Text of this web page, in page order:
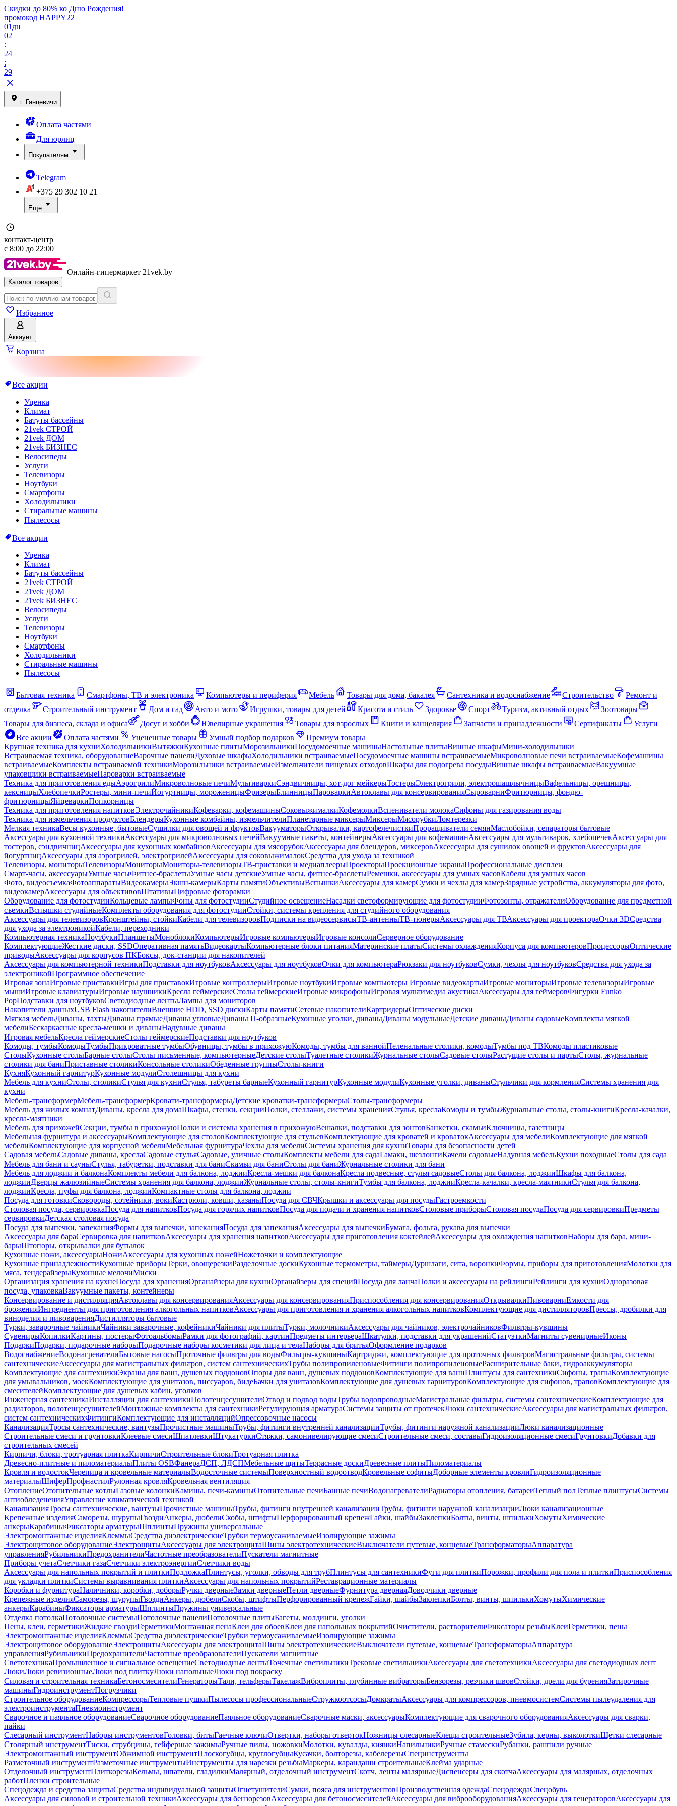
Скидки до 80% ко Дню Рождения!
промокод HAPPY22
01 дн
02
:
24
:
29
г. Ганцевичи
Оплата частями
Для юрлиц
Покупателям
Telegram
+375 29 302 10 21
Еще
контакт-центр
с 8:00 до 22:00
Онлайн-гипермаркет 21vek.by
Каталог товаров
Избранное
Аккаунт
Корзина
Все акции
Уценка
Климат
Батуты бассейны
21vek СТРОЙ
21vek ДОМ
21vek БИЗНЕС
Велосипеды
Услуги
Телевизоры
Ноутбуки
Смартфоны
Холодильники
Стиральные машины
Пылесосы
Все акции
Уценка
Климат
Батуты бассейны
21vek СТРОЙ
21vek ДОМ
21vek БИЗНЕС
Велосипеды
Услуги
Телевизоры
Ноутбуки
Смартфоны
Холодильники
Стиральные машины
Пылесосы
Бытовая техника Смартфоны, ТВ и электроника Компьютеры и периферия Мебель Товары для дома, бакалея Сантехника и водоснабжение Строительство
Ремонт и
отделка
Строительный инструмент Дом и сад Авто и мото Игрушки, товары для детей Красота и стиль Здоровье Спорт Туризм, активный отдых
Зоотовары
Товары для бизнеса, склада и офиса
Досуг и хобби Ювелирные украшения Товары для взрослых Книги и канцелярия Запчасти и принадлежности Сертификаты
Услуги
Все акции
Оплата частями Уцененные товары Умный подбор подарков
Премиум товары
Крупная техника для кухниХолодильникиВытяжкиКухонные плитыМорозильникиПосудомоечные машиныНастольные плитыВинные шкафыМини-холодильники
Встраиваемая техника, оборудованиеВарочные панелиДуховые шкафыХолодильники встраиваемыеПосудомоечные машины встраиваемыеМикроволновые печи встраиваемыеКофемашины
встраиваемыеКомплекты встраиваемой техникиМорозильники встраиваемыеИзмельчители пищевых отходовШкафы для подогрева посудыВинные шкафы встраиваемыеВакуумные
упаковщики встраиваемыеПароварки встраиваемые
Техника для приготовления едыАэрогрилиМикроволновые печиМультиваркиСэндвичницы, хот-дог мейкерыТостерыЭлектрогрили, электрошашлычницыВафельницы, орешницы,
кексницыХлебопечкиРостеры, мини-печиЙогуртницы, мороженицыФризерыБлинницыПароваркиАвтоклавы для консервированияСыроварниФритюрницы, фондю-
фритюрницыЯйцеваркиПопкорницы
Техника для приготовления напитковЭлектрочайникиКофеварки, кофемашиныСоковыжималкиКофемолкиВспениватели молокаСифоны для газирования воды
Техника для измельчения продуктовБлендерыКухонные комбайны, измельчителиПланетарные миксерыМиксерыМясорубкиЛомтерезки
Мелкая техникаВесы кухонные, бытовыеСушилки для овощей и фруктовВакууматорыОткрывалки, картофелечисткиПроращиватели семянМаслобойки, сепараторы бытовые
Аксессуары для кухонной техникиАксессуары для микроволновых печейВакуумные пакеты, контейнерыАксессуары для кофемашинАксессуары для мультиварок, хлебопечекАксессуары для
тостеров, сэндвичницАксессуары для кухонных комбайновАксессуары для мясорубокАксессуары для блендеров, миксеровАксессуары для сушилок овощей и фруктовАксессуары для
йогуртницАксессуары для аэрогрилей, электрогрилейАксессуары для соковыжималокСредства для ухода за техникой
Телевизоры, мониторыТелевизорыМониторыМониторы-телевизорыТВ-приставки и медиаплеерыПроекторыПроекционные экраныПрофессиональные дисплеи
Смарт-часы, аксессуарыУмные часыФитнес-браслетыУмные часы детскиеУмные часы, фитнес-браслетыРемешки, аксессуары для умных часовКабели для умных часов
Фото, видеосъемкаФотоаппаратыВидеокамерыЭкшн-камерыКарты памятиОбъективыВспышкиАксессуары для камерСумки и чехлы для камерЗарядные устройства, аккумуляторы для фото,
видеокамерАксессуары для объективовШтативыЦифровые фоторамки
Оборудование для фотостудииКольцевые лампыФоны для фотостудииСтудийное освещениеНасадки светоформирующие для фотостудииФотозонты, отражателиОборудование для предметной
съемкиВспышки студийныеКомплекты оборудования для фотостудииСтойки, системы крепления для студийного оборудования
Аксессуары для телевизоровКронштейны, стойкиКабели для телевизоровПодписки на видеосервисыТВ-антенныТВ-тюнерыАксессуары для ТВАксессуары для проектораОчки 3DСредства
для ухода за электроникойКабели, переходники
Компьютерная техникаНоутбукиПланшетыМоноблокиКомпьютерыИгровые компьютерыИгровые консолиСерверное оборудование
КомплектующиеЖесткие диски, SSDОперативная памятьВидеокартыКомпьютерные блоки питанияМатеринские платыСистемы охлажденияКорпуса для компьютеровПроцессорыОптические
приводыАксессуары для корпусов ПКБоксы, док-станции для накопителей
Аксессуары для компьютерной техникиПодставки для ноутбуковАксессуары для ноутбуковОчки для компьютераРюкзаки для ноутбуковСумки, чехлы для ноутбуковСредства для ухода за
электроникойПрограммное обеспечение
Игровая зонаИгровые приставкиИгры для приставокИгровые контроллерыИгровые ноутбукиИгровые компьютеры Игровые видеокартыИгровые мониторыИгровые телевизорыИгровые
мышиИгровые клавиатурыИгровые наушникиКресла геймерскиеСтолы геймерскиеИгровые микрофоныИгровая мультимедиа акустикаАксессуары для геймеровФигурки Funko
PopПодставки для ноутбуковСветодиодные лентыЛампы для мониторов
Накопители данныхUSB Flash накопителиВнешние HDD, SSD дискиКарты памятиСетевые накопителиКартридерыОптические диски
Мягкая мебельДиваны, тахтыДиваны прямыеДиваны угловыеДиваны П-образныеКухонные уголки, диваныДиваны модульныеДетские диваныДиваны садовыеКомплекты мягкой
мебелиБескаркасные кресла-мешки и диваныНадувные диваны
Игровая мебельКресла геймерскиеСтолы геймерскиеПодставки для ноутбуков
Комоды, тумбыКомодыТумбыПрикроватные тумбыОбувницы, тумбы в прихожуюКомоды, тумбы для ваннойПеленальные столики, комодыТумбы под ТВКомоды пластиковые
СтолыКухонные столыБарные столыСтолы письменные, компьютерныеДетские столыТуалетные столикиЖурнальные столыСадовые столыРастущие столы и партыСтолы, журнальные
столики для баниПриставные столикиКонсольные столикиОбеденные группыСтолы-книги
КухняКухонный гарнитурКухонные модулиСтолешницы для кухни
Мебель для кухниСтолы, столикиСтулья для кухниСтулья, табуреты барныеКухонный гарнитурКухонные модулиКухонные уголки, диваныСтульчики для кормленияСистемы хранения для
кухни
Мебель-трансформерМебель-трансформерКровати-трансформерыДетские кроватки-трансформерыСтолы-трансформеры
Мебель для жилых комнатДиваны, кресла для домаШкафы, стенки, секцииПолки, стеллажи, системы храненияСтулья, креслаКомоды и тумбыЖурнальные столы, столы-книгиКресла-качалки,
кресла-маятники
Мебель для прихожейСекции, тумбы в прихожуюПолки и системы хранения в прихожуюВешалки, подставки для зонтовБанкетки, скамьиКлючницы, газетницы
Мебельная фурнитура и аксессуарыКомплектующие для столовКомплектующие для стульевКомплектующие для кроватей и кроватокАксессуары для мебелиКомплектующие для мягкой
мебелиКомплектующие для корпусной мебелиМебельная фурнитураЧехлы для мебелиСистемы хранения для кухниТовары для безопасности детей
Садовая мебельСадовые диваны, креслаСадовые стульяСадовые, уличные столыКомплекты мебели для садаГамаки, шезлонгиКачели садовыеНадувная мебельКухни походныеСтолы для сада
Мебель для бани и сауныСтулья, табуретки, подставки для баниСкамьи для баниСтолы для баниЖурнальные столики для бани
Мебель для лоджии и балконаКомплекты мебели для балкона, лоджииКресла-мешки для балконаКресла подвесные, стулья садовыеСтолы для балкона, лоджииШкафы для балкона,
лоджииДверцы жалюзийныеСистемы хранения для балкона, лоджииЖурнальные столы, столы-книгиТумбы для балкона, лоджииКресла-качалки, кресла-маятникиСтулья для балкона,
лоджииКресла, пуфы для балкона, лоджииКомпактные столы для балкона, лоджии
Посуда для готовкиСковороды, сотейники, вокиКастрюли, ковши, казаныПосуда для СВЧКрышки и аксессуары для посудыГастроемкости
Столовая посуда, сервировкаПосуда для напитковПосуда для горячих напитковПосуда для подачи и хранения напитковСтоловые приборыСтоловая посудаПосуда для сервировкиПредметы
сервировкиДетская столовая посуда
Посуда для выпечки, запеканияФормы для выпечки, запеканияПосуда для запеканияАксессуары для выпечкиБумага, фольга, рукава для выпечки
Аксессуары для бараСервировка для напитковАксессуары для хранения напитковАксессуары для приготовления коктейлейАксессуары для охлаждения напитковНаборы для бара, мини-
барыШтопоры, открывалки для бутылок
Кухонные ножи, аксессуарыНожиАксессуары для кухонных ножейНожеточки и комплектующие
Кухонные принадлежностиКухонные приборыТерки, овощерезкиРазделочные доскиКухонные термометры, таймерыДуршлаги, сита, воронкиФормы, приборы для приготовленияМолотки для
мяса, тендерайзерыКухонные мелочиМиски
Организация хранения на кухнеПосуда для храненияОрганайзеры для кухниОрганайзеры для специйПосуда для ланчаПолки и аксессуары на рейлингиРейлинги для кухниОдноразовая
посуда, упаковкаВакуумные пакеты, контейнеры
Консервирование и дистилляцияАвтоклавы для консервированияАксессуары для консервированияПриспособления для консервированияОткрывалкиПивоварниЕмкости для
броженияИнгредиенты для приготовления алкогольных напитковАксессуары для приготовления и хранения алкогольных напитковКомплектующие для дистилляторовПрессы, дробилки для
виноделия и пивоваренияДистилляторы бытовые
Турки, заварочные чайникиЧайники заварочные, кофейникиЧайники для плитыТурки, молочникиАксессуары для чайников, электрочайниковФильтры-кувшины
СувенирыКопилкиКартины, постерыФотоальбомыРамки для фотографий, картинПредметы интерьераШкатулки, подставки для украшенийСтатуэткиМагниты сувенирныеИконы
ПодаркиПодарки, подарочные наборыПодарочные наборы косметики для лица и телаНаборы для бритьяОформление подарков
ВодоснабжениеВодонагревателиБытовые насосыПроточные фильтры для водыФильтры-кувшиныКартриджи, комплектующие для проточных фильтровМагистральные фильтры, системы
сантехническиеАксессуары для магистральных фильтров, систем сантехническихТрубы полипропиленовыеФитинги полипропиленовыеРасширительные баки, гидроаккумуляторы
Комплектующие для сантехникиЭкраны для ванн, душевых поддоновОпоры для ванн, душевых поддоновКомплектующие для ваннПлинтусы для сантехникиСифоны, трапыКомплектующие
для умывальников, моекКомплектующие для унитазов, писсуаров, бидеБачки для унитазовКомплектующие для душевых гарнитуровКомплектующие для сифонов, траповКомплектующие для
смесителейКомплектующие для душевых кабин, уголков
Инженерная сантехникаИнсталляции для сантехникиПолотенцесушителиОтвод и подвод водыТрубы водопроводныеМагистральные фильтры, системы сантехническиеКомплектующие для
радиаторов, полотенцесушителейМонтажные комплекты для сантехникиРегулирующая арматураСистемы защиты от протечекЛюки сантехническиеАксессуары для магистральных фильтров,
систем сантехническихФитингиКомплектующие для инсталляцийОпрессовочные насосы
КанализацияТросы сантехнические, вантузыПрочистные машиныТрубы, фитинги внутренней канализацииТрубы, фитинги наружной канализацииЛюки канализационные
Строительные смеси и грунтовкиКлеевые смесиШпатлевкиШтукатуркиСтяжки, самонивелирующие смесиСтроительные смеси, составыГидроизоляционные смесиГрунтовкиДобавки для
строительных смесей
Кирпичи, блоки, тротуарная плиткаКирпичиСтроительные блокиТротуарная плитка
Древесно-плитные и пиломатериалыПлиты OSBФанераДСП, ЛДСПМебельные щитыТеррасные доскиДревесные плитыПиломатериалы
Кровля и водостокЧерепица и кровельные материалыВодосточные системыПоверхностный водоотводКровельные софитыДоборные элементы кровлиГидроизоляционные
материалыШиферПрофнастилРулонная кровляКровельная вентиляция
ОтоплениеОтопительные котлыГазовые колонкиКамины, печи-каминыОтопительные печиБанные печиВодонагревателиРадиаторы отопления, батареиТеплый полТеплые плинтусыСистемы
антиобледененияУправление климатической техникой
КанализацияТросы сантехнические, вантузыПрочистные машиныТрубы, фитинги внутренней канализацииТрубы, фитинги наружной канализацииЛюки канализационные
Крепежные изделияСаморезы, шурупыГвоздиАнкеры, дюбелиСкобы, штифтыПерфорированный крепежГайки, шайбыЗаклепкиБолты, винты, шпилькиХомутыХимические
анкерыКарабиныФиксаторы арматурыШплинтыПружины универсальные
Электромонтажные изделияКлеммыСредства диэлектрическиеТрубки термоусаживаемыеИзолирующие зажимы
Электрощитовое оборудованиеЭлектрощитыАксессуары для электрощитаШины электротехническиеВыключатели путевые, концевыеТрансформаторыАппаратура
управленияРубильникиПредохранителиЧастотные преобразователиПускатели магнитные
Приборы учетаСчетчики газаСчетчики электроэнергииСчетчики воды
Аксессуары для напольных покрытий и плиткиПодложкаПлинтусы, уголки, обводы для трубПлинтусы для сантехникиФуги для плиткиПорожки, профили для пола и плиткиПриспособления
для укладки плиткиСистемы выравнивания плиткиАксессуары для напольных покрытийРеставрационные материалы
Коробки и фурнитураНаличники, коробки, доборыРучки дверныеЗамки дверныеПетли дверныеФурнитура двернаяДоводчики дверные
Крепежные изделияСаморезы, шурупыГвоздиАнкеры, дюбелиСкобы, штифтыПерфорированный крепежГайки, шайбыЗаклепкиБолты, винты, шпилькиХомутыХимические
анкерыКарабиныФиксаторы арматурыШплинтыПружины универсальные
Отделка потолкаПотолочные системыПотолочные панелиПотолочные плитыБагеты, молдинги, уголки
Пены, клеи, герметикиЖидкие гвоздиГерметикиМонтажная пенаКлеи для обоевКлеи для напольных покрытийОчистители, растворителиФиксаторы резьбыКлеиГерметики, пены
Электромонтажные изделияКлеммыСредства диэлектрическиеТрубки термоусаживаемыеИзолирующие зажимы
Электрощитовое оборудованиеЭлектрощитыАксессуары для электрощитаШины электротехническиеВыключатели путевые, концевыеТрансформаторыАппаратура
управленияРубильникиПредохранителиЧастотные преобразователиПускатели магнитные
СветотехникаПромышленное и сигнальное освещениеСветодиодные лентыТочечные светильникиТрековые светильникиАксессуары для светотехникиАксессуары для светодиодных лент
ЛюкиЛюки ревизионныеЛюки под плиткуЛюки напольныеЛюки под покраску
Силовая и строительная техникаБетоносмесителиГенераторыТали, тельферыТакелажВиброплиты, глубинные вибраторыБензорезы, резчики швовСтойки, дрели для буренияЗатирочные
машиныГидроинструментПогрузчики
Строительное оборудованиеКомпрессорыТепловые пушкиПылесосы профессиональныеСтружкоотсосыДомкратыАксессуары для компрессоров, пневмосистемСистемы пылеудаления для
электроинструментаПневмоинструмент
Сварочное и паяльное оборудованиеСварочное оборудованиеПаяльное оборудованиеСварочные маски, аксессуарыКомплектующие для сварочного оборудованияАксессуары для сварки,
пайки
Слесарный инструментНаборы инструментовГоловки, битыГаечные ключиОтвертки, наборы отвертокНожницы слесарныеКлещи строительныеЗубила, керны, выколоткиЩетки слесарные
Столярный инструментТиски, струбцины, гейферные зажимыРучные пилы, ножовкиМолотки, кувалды, киянкиНапильникиРучные стамескиРубанки, рашпили ручные
Электромонтажный инструментОбжимной инструментПлоскогубцы, круглогубцыКусачки, болторезы, кабелерезыСпецинструменты
Разметочный инструментРазметочные инструментыИнструменты для нарезки резьбыМаркеры, карандаши строительныеКлейма ударные
Отделочный инструментПлиткорезыКельмы, шпатели, гладилкиМалярный, отделочный инструментСкотч, ленты малярныеДиспенсеры для скотчаАксессуары для малярных, отделочных
работПленки строительные
Спецодежда и средства защитыСредства индивидуальной защитыОгнетушителиСумки, пояса для инструментовПроизводственная одеждаСпецодеждаСпецобувь
Аксессуары для силовой и строительной техникиАксессуары для бензорезовАксессуары для бетоносмесителейАксессуары для виброоборудованияАксессуары для генераторовАксессуары для